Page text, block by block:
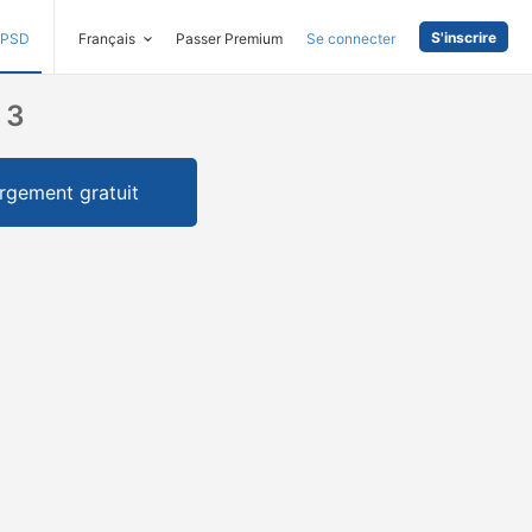
PSD Français Passer Premium Se connecter S'inscrire
3
gratuit